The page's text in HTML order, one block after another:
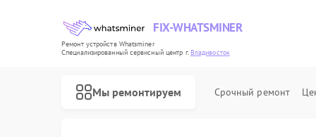
FIX-WHATSMINER
Ремонт устройств Whatsminer
Специализированный cервисный центр г. Владивосток
Мы ремонтируем Срочный ремонт